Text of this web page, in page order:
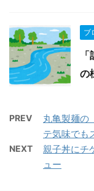
ブ
の
PREV
丸亀製麺の
テ気味でも
NEXT
親子丼にチ
ュー